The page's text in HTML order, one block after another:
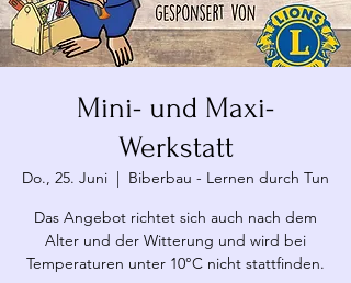
Mini- und Maxi-
Werkstatt
Do., 25. Juni
  |
Biberbau - Lernen durch Tun
Das Angebot richtet sich auch nach dem
Alter und der Witterung und wird bei
Temperaturen unter 10°C nicht stattfinden.